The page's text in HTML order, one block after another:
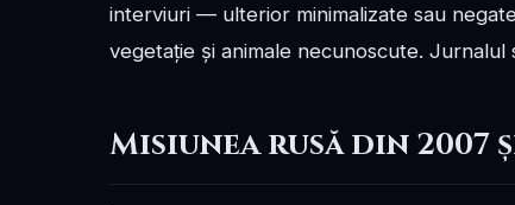
interviuri — ulterior minimalizate sau
vegetație și animale necunoscute.
Misiunea rusă din